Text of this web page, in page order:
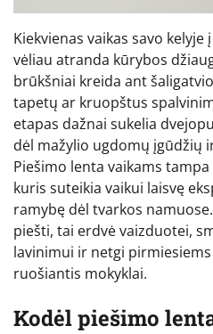
Kiekvienas vaikas savo
vėliau atranda kūrybos
brūkšniai kreida ant
tapetų ar kruopštus
etapas dažnai sukelia
dėl mažylio ugdomų įgūdžių
Piešimo lenta vaikams
kuris suteikia vaikui laisvę
ramybę dėl tvarkos
piešti, tai erdvė vaizduotei,
lavinimui ir netgi
ruošiantis mokyklai.
Kodėl piešimo